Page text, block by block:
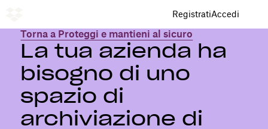
RegistratiAccedi
Torna a Proteggi e mantieni al sicuro
La tua azienda ha
bisogno di uno
spazio di
archiviazione di